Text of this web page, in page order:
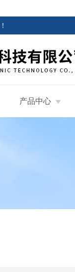
！
产品中心